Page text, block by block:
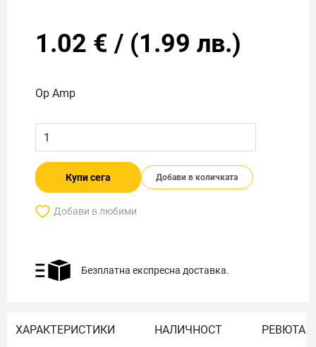
1.02 € / (1.99 лв.)
Op Amp
Купи сега Добави в количката
Добави в любими
Безплатна експресна доставка.
ХАРАКТЕРИСТИКИ НАЛИЧНОСТ РЕВЮТА